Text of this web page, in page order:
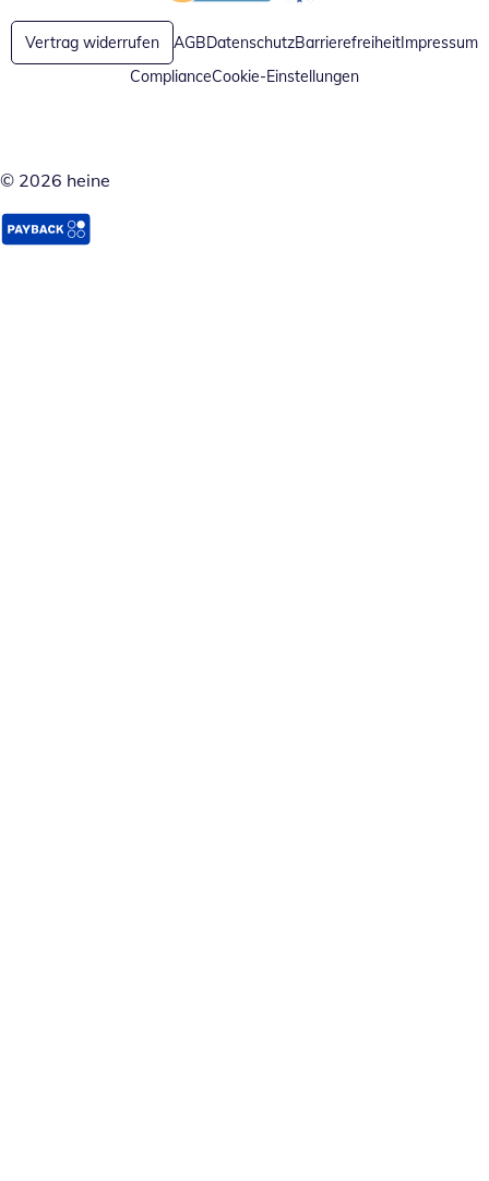
Vertrag widerrufen AGBDatenschutzBarrierefreiheitImpressum
ComplianceCookie-Einstellungen
© 2026 heine